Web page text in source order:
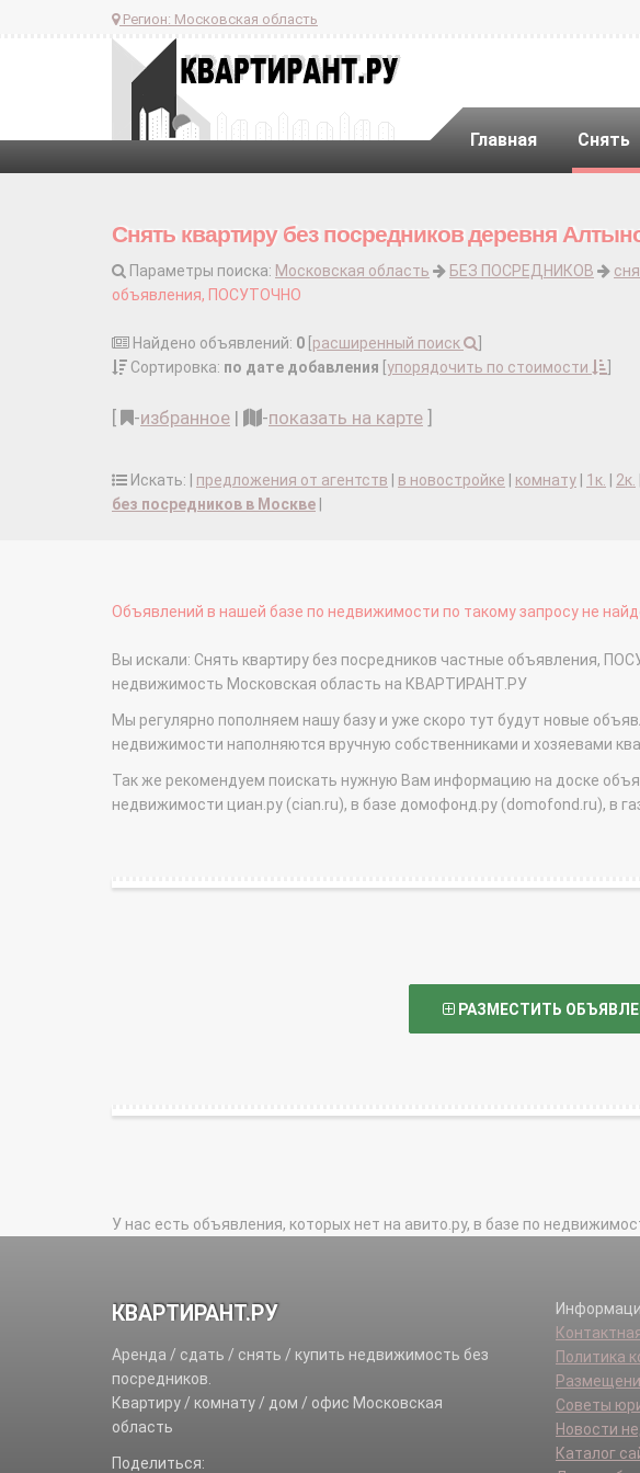
Регион: Московская область
Главная Снять
Снять квартиру без посредников деревня
Параметры поиска: Московская область БЕЗ ПОСРЕДНИКОВ
объявления, ПОСУТОЧНО
Найдено объявлений: 0 расширенный поиск
Сортировка: по дате добавления упорядочить по стоимости
-избранное | -показать на карте
Искать: | предложения от агентств в новостройке комнату 1к. 2к.
без посредников в Москве
Объявлений в нашей базе по недвижимости по такому запросу не
Вы искали: Снять квартиру без посредников частные объявления,
недвижимость Московская область на КВАРТИРАНТ.РУ
Мы регулярно пополняем нашу базу и уже скоро тут будут новые
недвижимости наполняются вручную собственниками и хозяевами
Так же рекомендуем поискать нужную Вам информацию на доске
недвижимости циан.ру (cian.ru), в базе домофонд.ру (domofond.ru), в
РАЗМЕСТИТЬ
У нас есть объявления, которых нет на авито.ру, в базе по
КВАРТИРАНТ.РУ
Аренда / сдать / снять / купить недвижимость без
посредников.
Квартиру / комнату / дом / офис Московская
область
Поделиться:
Политика
Советы
Новости
Каталог